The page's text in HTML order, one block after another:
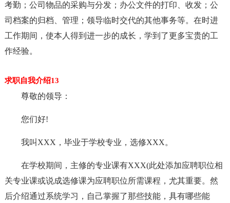
考勤；公司物品的采购与分发；办公文件的打印、收发；公
司档案的归档、管理；领导临时交代的其他事务等。在时进
工作期间，使本人得到进一步的成长，学到了更多宝贵的工
作经验。
求职自我介绍13
尊敬的领导：
您们好!
我叫XXX，毕业于学校专业，选修XXX。
在学校期间，主修的专业课有XXX(此处添加应聘职位相
关专业课或说成选修课为应聘职位所需课程，尤其重要。然
后介绍通过系统学习，自己掌握了那些技能，具有哪些能